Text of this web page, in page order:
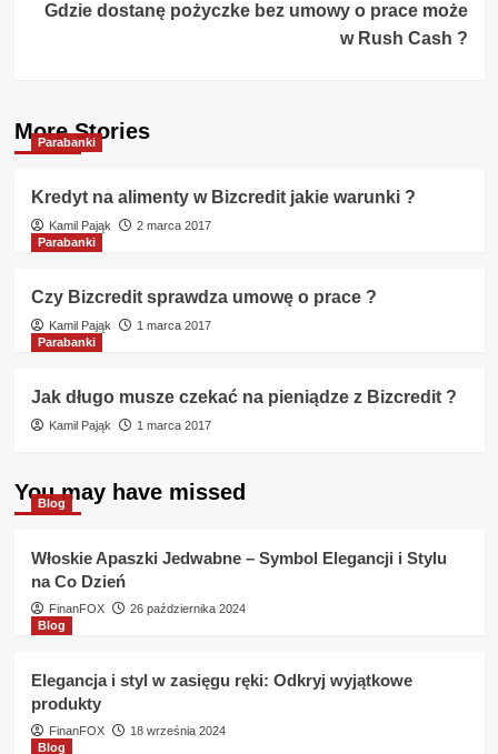
Gdzie dostanę pożyczke bez umowy o prace może
w Rush Cash ?
More Stories
Parabanki
Kredyt na alimenty w Bizcredit jakie warunki ?
Kamil Pająk
2 marca 2017
Parabanki
Czy Bizcredit sprawdza umowę o prace ?
Kamil Pająk
1 marca 2017
Parabanki
Jak długo musze czekać na pieniądze z Bizcredit ?
Kamil Pająk 1 marca 2017
You may have missed
Blog
Włoskie Apaszki Jedwabne – Symbol Elegancji i Stylu
na Co Dzień
FinanFOX
26 października 2024
Blog
Elegancja i styl w zasięgu ręki: Odkryj wyjątkowe
produkty
FinanFOX
18 września 2024
Blog